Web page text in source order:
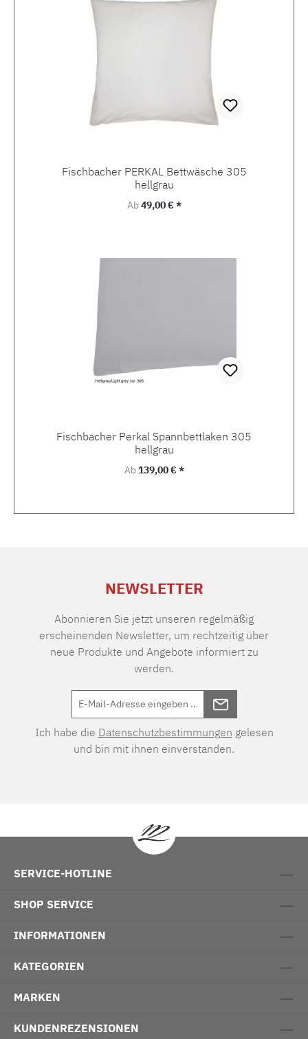
Fischbacher PERKAL Bettwäsche 305
hellgrau
Regulärer Preis:
Ab49,00 € *
Fischbacher Perkal Spannbettlaken 305
hellgrau
Regulärer Preis:
Ab139,00 € *
NEWSLETTER
Abonnieren Sie jetzt unseren regelmäßig
erscheinenden Newsletter, um rechtzeitig über
neue Produkte und Angebote informiert zu
werden.
Ich habe die Datenschutzbestimmungen gelesen
und bin mit ihnen einverstanden.
SERVICE-HOTLINE
SHOP SERVICE
INFORMATIONEN
KATEGORIEN
MARKEN
KUNDENREZENSIONEN